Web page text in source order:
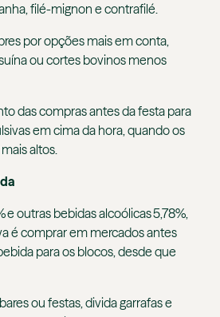
filé-mignon e contrafilé.
por opções mais em conta,
ou cortes bovinos menos
das compras antes da festa para
em cima da hora, quando os
altos.
e outras bebidas alcoólicas 5,78%,
é comprar em mercados antes
para os blocos, desde que
ou festas, divida garrafas e